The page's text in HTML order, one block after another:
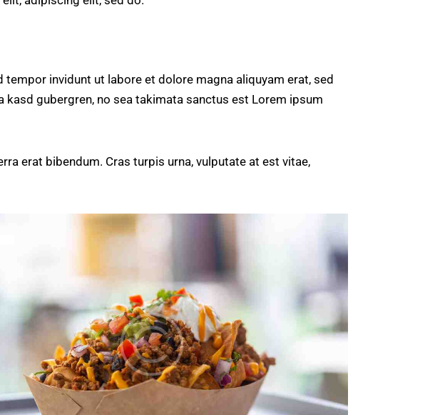
invidunt ut labore et dolore magna aliquyam erat, sed
gubergren, no sea takimata sanctus est Lorem ipsum
erat bibendum. Cras turpis urna, vulputate at est vitae,